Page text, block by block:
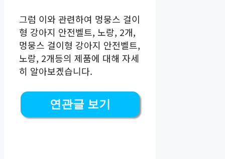
그럼 이와 관련하여 멍뭉스 걸이
형 강아지 안전벨트, 노랑, 2개,
멍뭉스 걸이형 강아지 안전벨트,
노랑, 2개등의 제품에 대해 자세
히 알아보겠습니다.
연관글 보기